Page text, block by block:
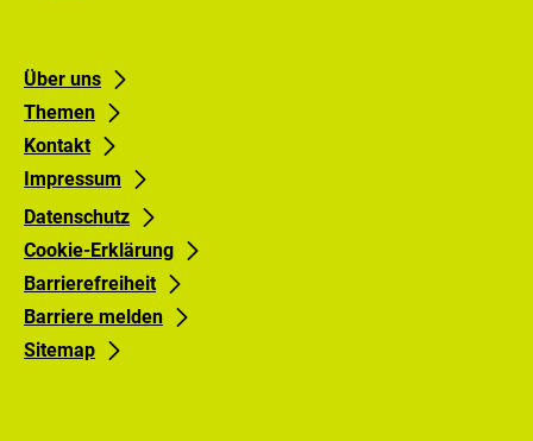
Footer
links
Gruppe
0
Über uns
Themen
Kontakt
Impressum
Footer
links
Gruppe
1
Datenschutz
Cookie-Erklärung
Barrierefreiheit
Barriere melden
Sitemap